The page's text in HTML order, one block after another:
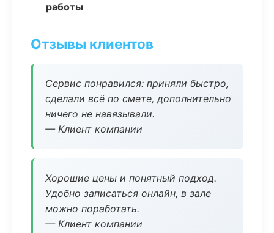
работы
Отзывы клиентов
Сервис понравился: приняли быстро,
сделали всё по смете, дополнительно
ничего не навязывали.
— Клиент компании
Хорошие цены и понятный подход.
Удобно записаться онлайн, в зале
можно поработать.
— Клиент компании